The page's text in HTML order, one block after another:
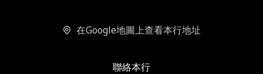
在Google地圖上查看本行地址
聯絡本行